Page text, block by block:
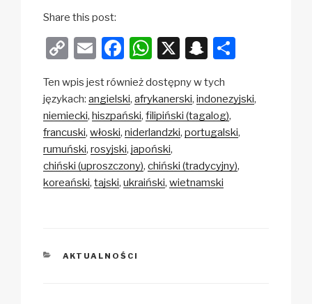
Share this post:
C
p
y
Li
n
k
E
ail
F
c
e
b
o
o
W
at
s
A
p
p
X
S
a
p
c
h
at
ar
Ten wpis jest również dostępny w tych
językach: angielski afrykanerski indonezyjski
niemiecki hiszpański filipiński (tagalog)
francuski włoski niderlandzki portugalski
rumuński rosyjski japoński
chiński (uproszczony) chiński (tradycyjny)
koreański tajski ukraiński wietnamski
KATEGORIE
AKTUALNOŚCI